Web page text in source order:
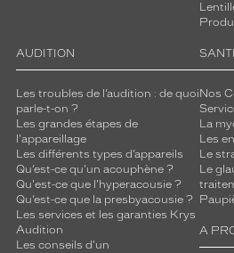
AUDITION
Les troubles de l’audition : de quoi
parle-t-on ?
Les grandes étapes de
l'appareillage
Les différents types d’appareils
Qu’est-ce qu'un acouphène ?
Qu'est-ce que l'hyperacousie ?
Qu’est-ce que la presbyacousie ?
Les services et les garanties Krys
Audition
Les conseils d'un
Nos
La
Les
Le
Le
A